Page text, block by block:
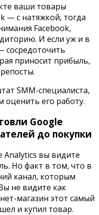
ваши товары
—с натяжкой, тогда
Facebook,
И если уж и в
сосредоточить
приносит прибыль,
SMM-специалиста,
оценить его работу.
Google
до покупки
Analytics вы видите
Но факт в том, что в
канал, которым
не видите как
магазин этот самый
и купил товар.